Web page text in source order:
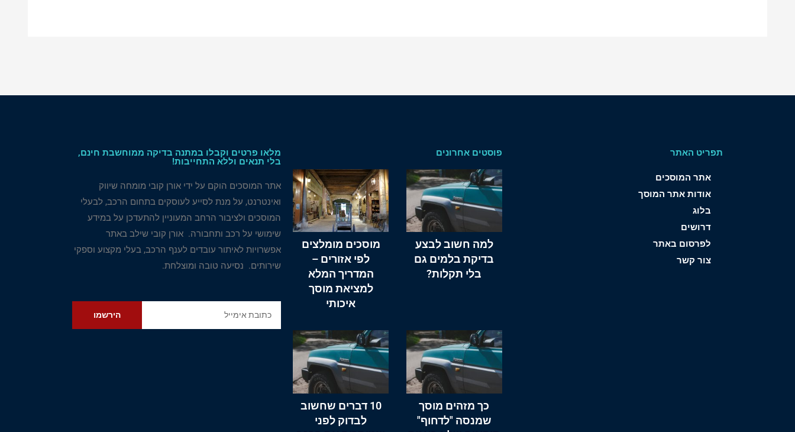
תפריט האתר
אתר המוסכים
אודות אתר המוסך
בלוג
דרושים
לפרסום באתר
צור קשר
פוסטים אחרונים
למה חשוב לבצע
בדיקת בלמים גם
בלי תקלות?
מוסכים מומלצים
לפי אזורים –
המדריך המלא
למציאת מוסך
איכותי
כך מזהים מוסך
שמנסה "לדחוף"
10 דברים שחשוב
לבדוק לפני
מלאו פרטים וקבלו במתנה בדיקה ממוחשבת חינם,
בלי תנאים וללא התחייבות!
אתר המוסכים הוקם על ידי אורן קובי מומחה שיווק
ואינטרנט, על מנת לסייע לעוסקים בתחום הרכב, לבעלי
המוסכים ולציבור הרחב המעוניין להתעדכן על במידע
שימושי על רכב ותחבורה. אורן קובי שילב באתר
אפשרויות לאיתור עובדים לענף הרכב, בעלי מקצוע וספקי
שירותים. נסיעה טובה ומוצלחת.
הירשמו